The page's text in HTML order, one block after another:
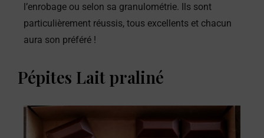
l’enrobage ou selon sa granulométrie. Ils sont
particulièrement réussis, tous excellents et chacun
aura son préféré !
Pépites Lait praliné